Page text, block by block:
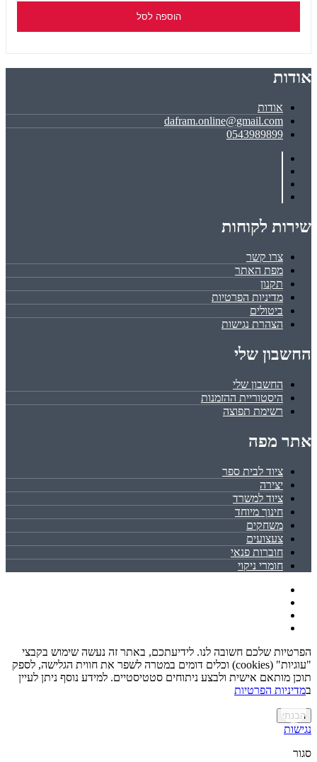
הוספה לסל
אודות
אודות
dafram.online@gmail.com
0543989899
שירות לקוחות
צרו קשר
מפת האתר
תקנון
מדיניות הפרטיות
ביטולים
הצהרת נגישות
החשבון שלי
החשבון שלי
היסטוריית ההזמנות
רשימת תפוצה
אתר מפה
ציוד לבית ספר
יצירה
ציוד למשרד
חינוך מיוחד
משחקים
צעצועים
חוברות פנאי
חומרי ניקוי
הפרטיות שלכם חשובה לנו. לידיעתכם, באתר זה נעשה שימוש בקבצי
"עוגיות" (cookies) וכלים דומים במטרה לשפר את חווית הגלישה, לספק
תוכן מותאם אישית ולבצע ניתוחים סטטיסטיים. למידע נוסף ניתן לעיין
במדיניות הפרטיות
הבנתי
נגישות
סגור